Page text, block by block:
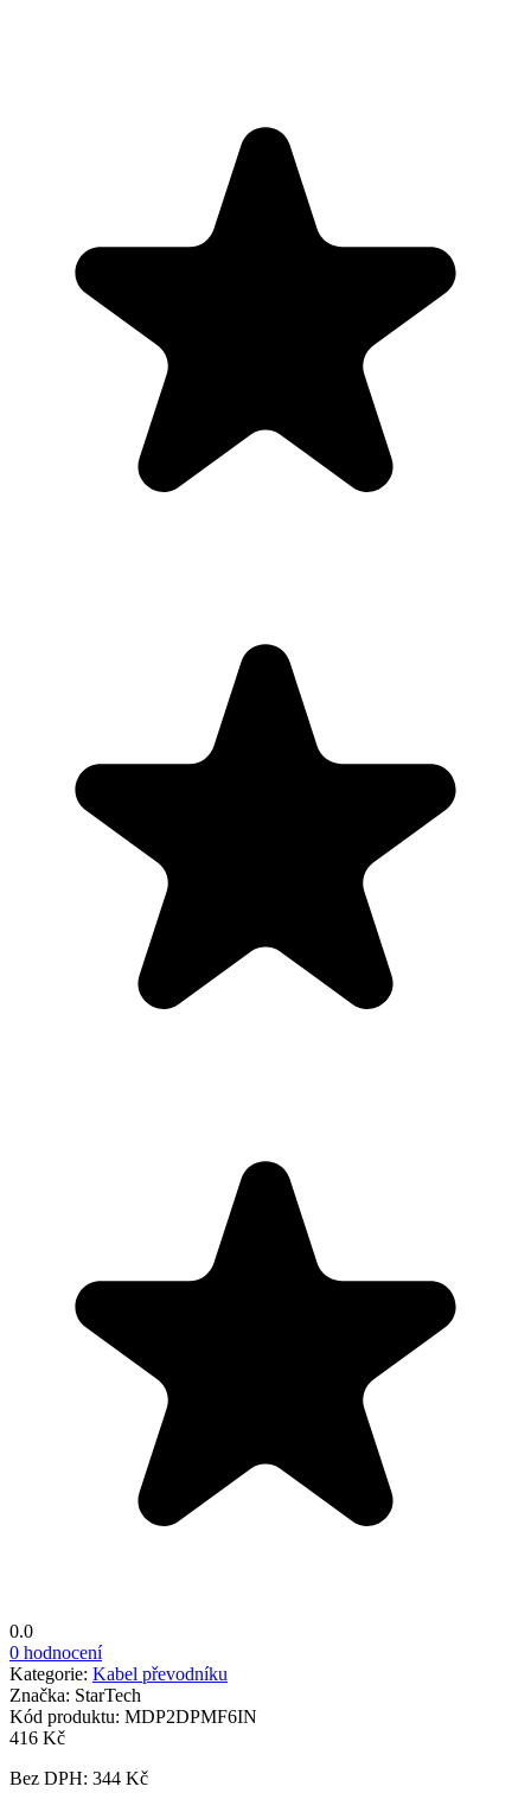
0.0
0 hodnocení
Kategorie: Kabel převodníku
Značka: StarTech
Kód produktu: MDP2DPMF6IN
416 Kč
Bez DPH: 344 Kč